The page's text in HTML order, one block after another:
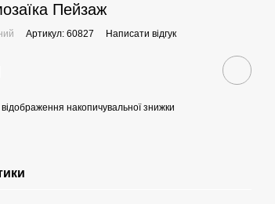
Пейзаж
Артикул: 60827 Написати відгук
накопичувальної знижки